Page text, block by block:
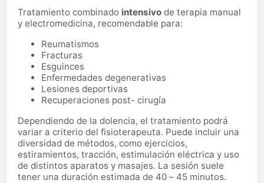
Tratamiento combinado intensivo de terapia manual
y electromedicina, recomendable para:
Reumatismos
Fracturas
Esguinces
Enfermedades degenerativas
Lesiones deportivas
Recuperaciones post- cirugía
Dependiendo de la dolencia, el tratamiento podrá
variar a criterio del fisioterapeuta. Puede incluir una
diversidad de métodos, como ejercicios,
estiramientos, tracción, estimulación eléctrica y uso
de distintos aparatos y masajes. La sesión suele
tener una duración estimada de 40 – 45 minutos.